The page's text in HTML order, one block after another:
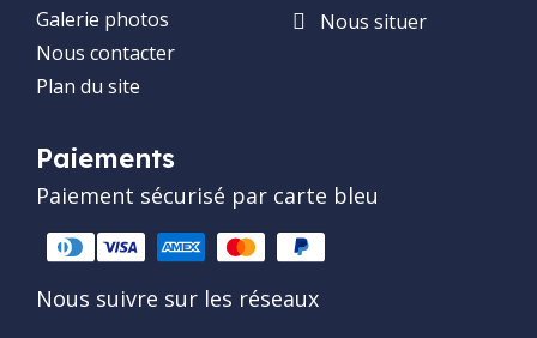
Galerie photos
Nous contacter
Plan du site
Nous situer
Paiements
Paiement sécurisé par carte bleu
Nous suivre sur les réseaux